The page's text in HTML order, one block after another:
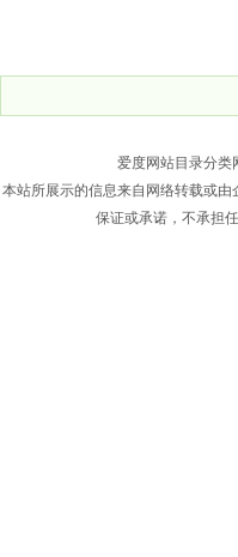
爱度网站目录分类
本站所展示的信息来自网络转载或
保证或承诺，不承担